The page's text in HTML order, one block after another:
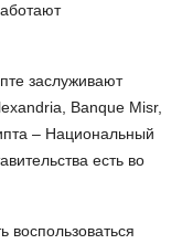
заслуживают
Banque Misr,
– Национальный
есть во
воспользоваться